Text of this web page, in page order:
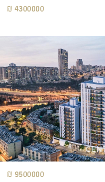
4300000 ₪
9500000 ₪